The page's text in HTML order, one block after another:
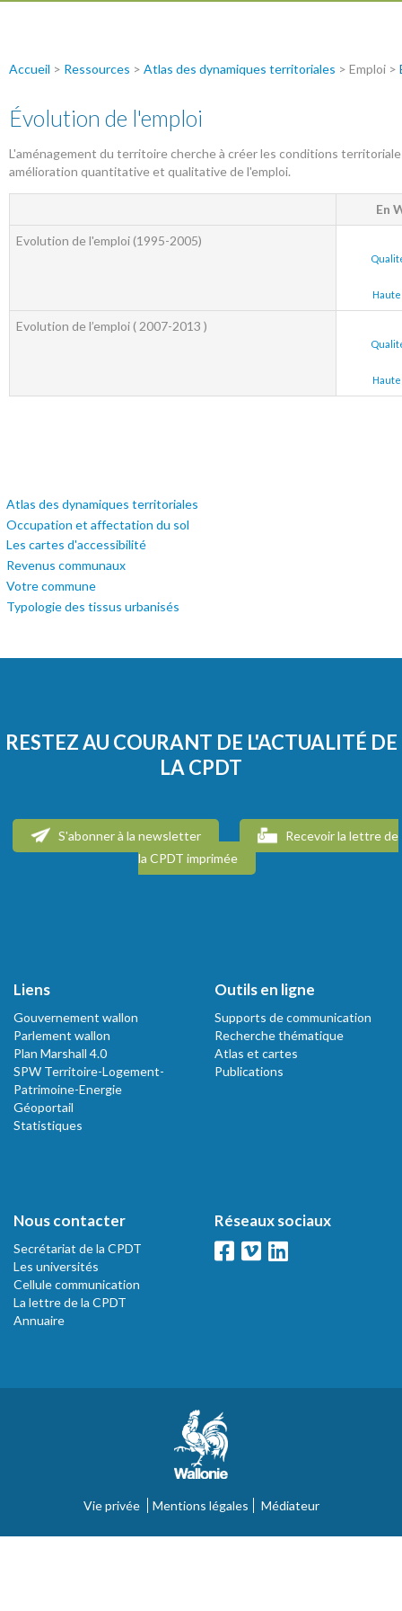
Atlas des dynamiques territoriales
Occupation et affectation du sol
Les cartes d'accessibilité
Revenus communaux
Votre commune
Typologie des tissus urbanisés
Accueil > Ressources > Atlas des dynamiques territoriales > Emploi >
Évolution de l'emploi
L'aménagement du territoire cherche à créer les conditions
amélioration quantitative et qualitative de l'emploi.
En
Evolution de l'emploi (1995-2005)
Evolution de l’emploi ( 2007-2013 )
RESTEZ AU COURANT DE L'ACTUALITÉ DE
LA CPDT
S'abonner à la newsletter
Recevoir la lettre de
la CPDT imprimée
Liens
Gouvernement wallon
Parlement wallon
Plan Marshall 4.0
SPW Territoire-Logement-
Patrimoine-Energie
Géoportail
Statistiques
Outils en ligne
Supports de communication
Recherche thématique
Atlas et cartes
Publications
Nous contacter
Secrétariat de la CPDT
Les universités
Cellule communication
La lettre de la CPDT
Annuaire
Réseaux sociaux
Vie privée Mentions légales Médiateur